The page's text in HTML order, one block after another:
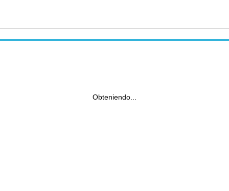
Obteniendo...